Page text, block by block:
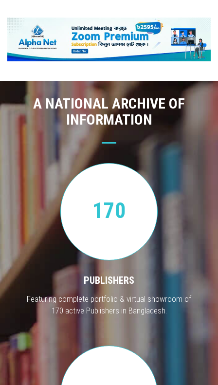
A NATIONAL ARCHIVE OF
INFORMATION
170
PUBLISHERS
Featuring complete portfolio & virtual showroom of
170 active Publishers in Bangladesh.